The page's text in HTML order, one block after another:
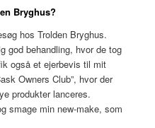
Bryghus?
hos Trolden Bryghus.
god behandling, hvor de tog
også et ejerbevis til mit
Owners Club”, hvor der
produkter lanceres.
smage min new-make, som